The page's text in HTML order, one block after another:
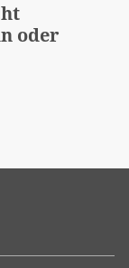
oder